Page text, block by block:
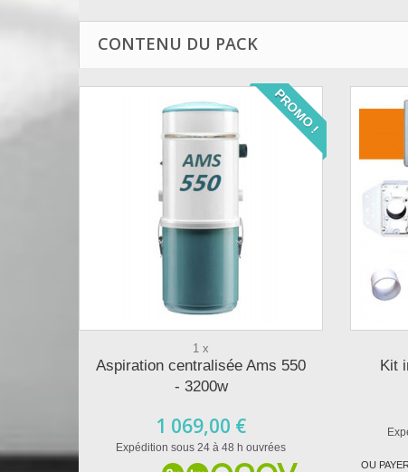
CONTENU DU PACK
PROMO !
1 x
Aspiration centralisée Ams 550
- 3200w
1 069,00 €
Expédition sous 24 à 48 h ouvrées
Kit
OU